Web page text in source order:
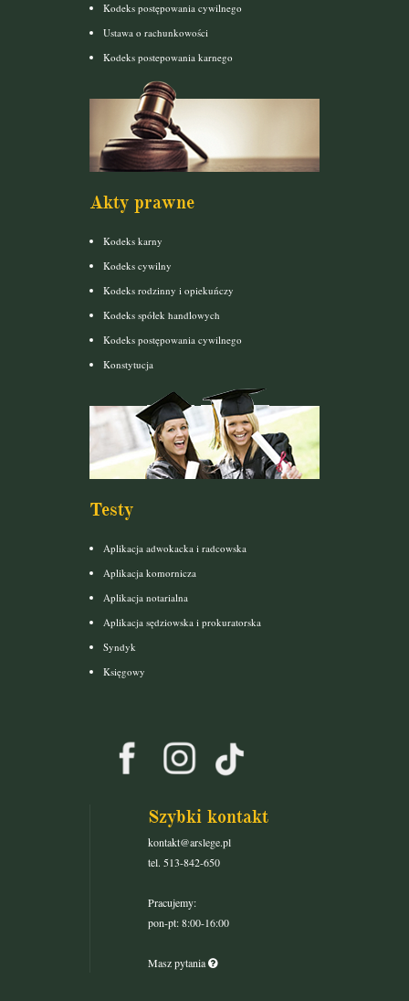
Kodeks postępowania cywilnego
Ustawa o rachunkowości
Kodeks postepowania karnego
Akty prawne
Kodeks karny
Kodeks cywilny
Kodeks rodzinny i opiekuńczy
Kodeks spółek handlowych
Kodeks postępowania cywilnego
Konstytucja
Testy
Aplikacja adwokacka i radcowska
Aplikacja komornicza
Aplikacja notarialna
Aplikacja sędziowska i prokuratorska
Syndyk
Księgowy
Szybki kontakt
kontakt@arslege.pl
tel. 513-842-650
Pracujemy:
pon-pt: 8:00-16:00
Masz pytania